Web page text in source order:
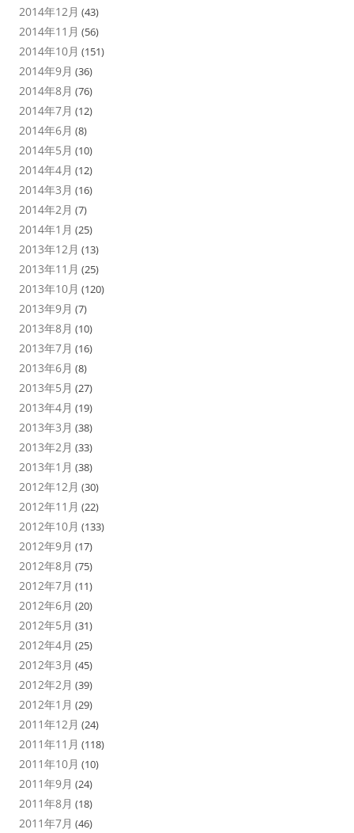
2014年12月 (43)
2014年11月 (56)
2014年10月 (151)
2014年9月 (36)
2014年8月 (76)
2014年7月 (12)
2014年6月 (8)
2014年5月 (10)
2014年4月 (12)
2014年3月 (16)
2014年2月 (7)
2014年1月 (25)
2013年12月 (13)
2013年11月 (25)
2013年10月 (120)
2013年9月 (7)
2013年8月 (10)
2013年7月 (16)
2013年6月 (8)
2013年5月 (27)
2013年4月 (19)
2013年3月 (38)
2013年2月 (33)
2013年1月 (38)
2012年12月 (30)
2012年11月 (22)
2012年10月 (133)
2012年9月 (17)
2012年8月 (75)
2012年7月 (11)
2012年6月 (20)
2012年5月 (31)
2012年4月 (25)
2012年3月 (45)
2012年2月 (39)
2012年1月 (29)
2011年12月 (24)
2011年11月 (118)
2011年10月 (10)
2011年9月 (24)
2011年8月 (18)
2011年7月 (46)